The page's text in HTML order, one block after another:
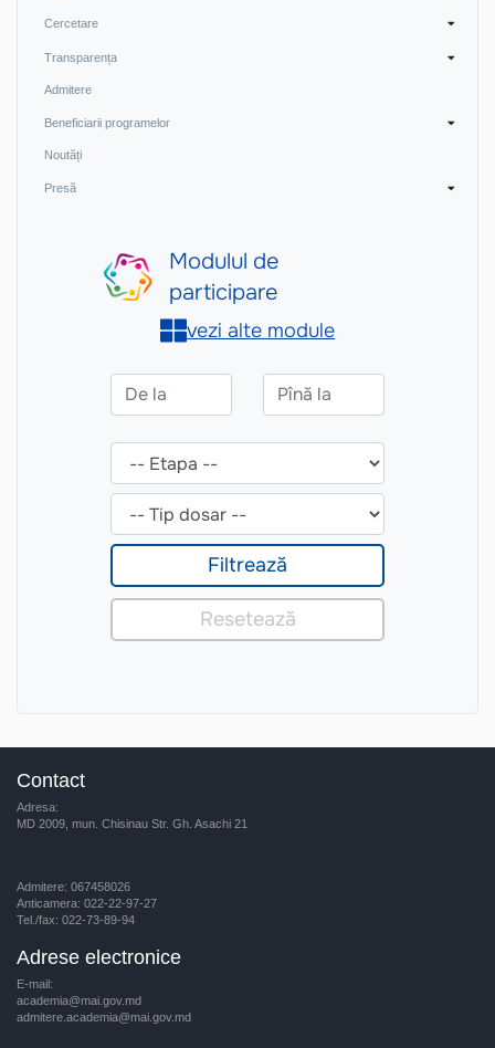
Cercetare
Transparența
Admitere
Beneficiarii programelor
Noutăți
Presă
Contact
Adresa:
MD 2009, mun. Chisinau Str. Gh. Asachi 21
Admitere: 067458026
Anticamera: 022-22-97-27
Tel./fax: 022-73-89-94
Adrese electronice
E-mail:
academia@mai.gov.md
admitere.academia@mai.gov.md